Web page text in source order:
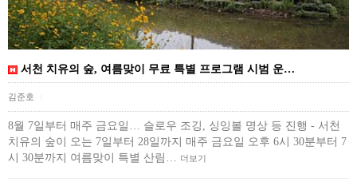
서천 치유의 숲, 여름맞이 무료 특별 프로그램 시범 운…
김준호
8월 7일부터 매주 금요일… 슬로우 조깅, 싱잉볼 명상 등 진행 - 서천
치유의 숲이 오는 7일부터 28일까지 매주 금요일 오후 6시 30분부터 7
시 30분까지 여름맞이 특별 산림…
더보기